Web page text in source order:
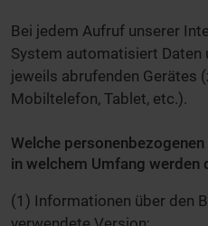
Bei jedem Aufruf unserer
System automatisiert Daten
jeweils abrufenden Gerätes
Mobiltelefon, Tablet, etc.).
Welche
in welchem Umfang werden
(1) Informationen über den